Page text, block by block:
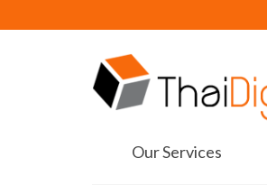
Our Services